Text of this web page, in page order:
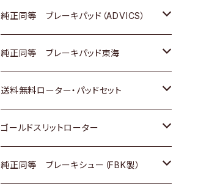
三菱
スバル
日野
三菱ふそう
ＢＭＷ
マツダ
三菱
日野
三菱ふそう
三菱
日野
三菱ふそう
その他
ダイハツ
マツダ
三菱
スバル
日産
いすゞ
ダイハツ
マツダ
三菱
いすゞ
ダイハツ
マツダ
三菱
ホンダ
スズキ
日産
ダイハツ
マツダ
トヨタ
ホンダ
スズキ
日産
いすゞ
純正同等 ブレーキパッド（ADVICS）
トヨタ
ホンダ
スズキ
日産
純正同等 ブレーキパッド東海
トヨタ
ホンダ
日産
送料無料ローター・パッドセット
トヨタ
ホンダ
ゴールドスリットローター
トヨタ
純正同等 ブレーキシュー（FBK製）